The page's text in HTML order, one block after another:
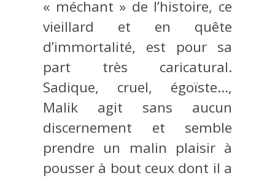
« méchant » de l’histoire, ce
vieillard et en quête
d’immortalité, est pour sa
part très caricatural.
Sadique, cruel, égoïste…,
Malik agit sans aucun
discernement et semble
prendre un malin plaisir à
pousser à bout ceux dont il a